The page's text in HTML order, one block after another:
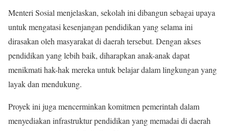
Menteri Sosial menjelaskan, sekolah ini dibangun sebagai upaya
untuk mengatasi kesenjangan pendidikan yang selama ini
dirasakan oleh masyarakat di daerah tersebut. Dengan akses
pendidikan yang lebih baik, diharapkan anak-anak dapat
menikmati hak-hak mereka untuk belajar dalam lingkungan yang
layak dan mendukung.
Proyek ini juga mencerminkan komitmen pemerintah dalam
menyediakan infrastruktur pendidikan yang memadai di daerah